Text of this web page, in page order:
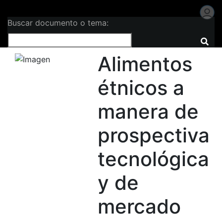
Buscar documento o tema:
Alimentos
étnicos a
manera de
prospectiva
tecnológica
y de
mercado